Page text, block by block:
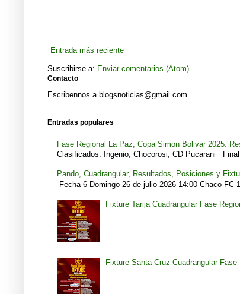
Entrada más reciente
Suscribirse a: Enviar comentarios (Atom)
Contacto
Escribennos a blogsnoticias@gmail.com
Entradas populares
Fase Regional La Paz, Copa Simon Bolivar 2025:
Clasificados: Ingenio, Chocorosi, CD Pucarani
Pando, Cuadrangular, Resultados, Posiciones y
Fecha 6 Domingo 26 de julio 2026 14:00 Chaco FC
Fixture Tarija Cuadrangular Fase
Fixture Santa Cruz Cuadrangular